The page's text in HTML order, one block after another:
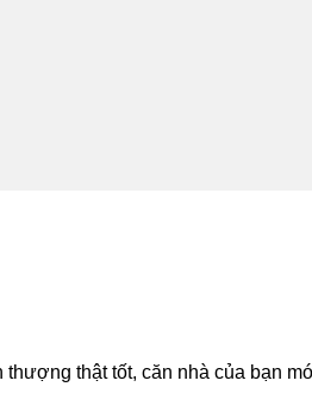
thật tốt, căn nhà của bạn